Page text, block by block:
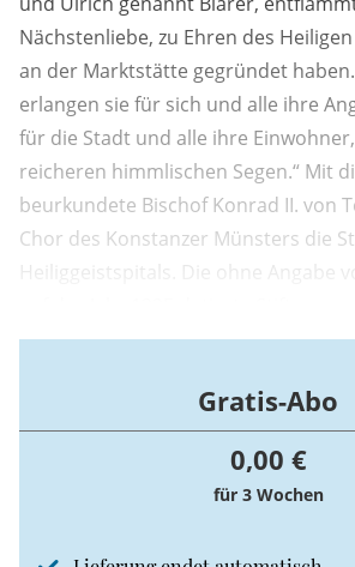
Nächstenliebe, zu Ehren des
an der Marktstätte gegründet
erlangen sie für sich und alle ihre
für die Stadt und alle ihre
reicheren himmlischen Segen.“ Mit
beurkundete Bischof Konrad II. von
Chor des Konstanzer Münsters die
Heiliggeistspitals. Die ohne Angabe
Stadtarchiv von Konstanz.
Gratis-Abo
0,00 €
für 3 Wochen